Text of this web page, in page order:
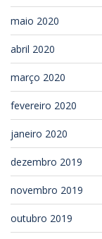
maio 2020
abril 2020
março 2020
fevereiro 2020
janeiro 2020
dezembro 2019
novembro 2019
outubro 2019